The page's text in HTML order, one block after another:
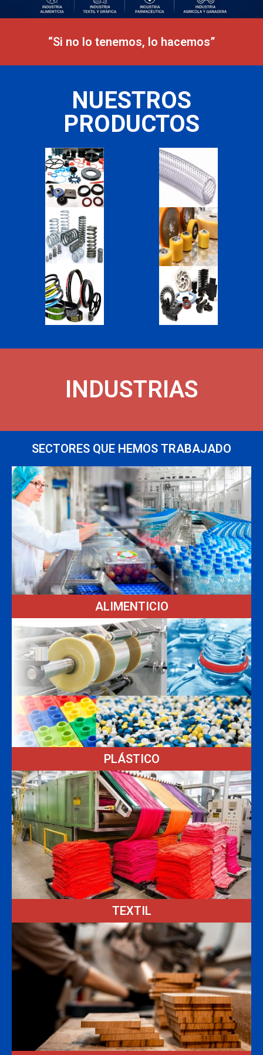
“Si no lo tenemos, lo hacemos”
NUESTROS
PRODUCTOS
INDUSTRIAS
SECTORES QUE HEMOS TRABAJADO
ALIMENTICIO
PLÁSTICO
TEXTIL